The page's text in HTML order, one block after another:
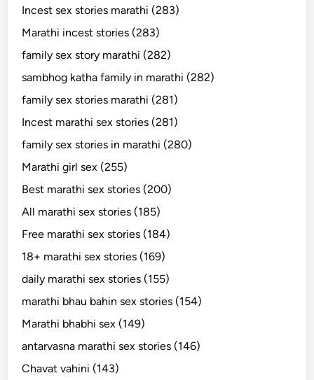
Incest sex stories marathi (283)
Marathi incest stories (283)
family sex story marathi (282)
sambhog katha family in marathi (282)
family sex stories marathi (281)
Incest marathi sex stories (281)
family sex stories in marathi (280)
Marathi girl sex (255)
Best marathi sex stories (200)
All marathi sex stories (185)
Free marathi sex stories (184)
18+ marathi sex stories (169)
daily marathi sex stories (155)
marathi bhau bahin sex stories (154)
Marathi bhabhi sex (149)
antarvasna marathi sex stories (146)
Chavat vahini (143)